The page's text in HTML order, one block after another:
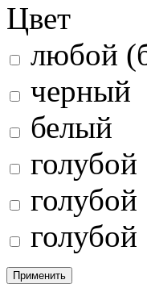
Цвет
любой
черный
белый
голубой
голубой
голубой
Применить